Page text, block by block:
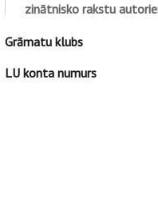
zinātnisko rakstu
Grāmatu klubs
LU konta numurs